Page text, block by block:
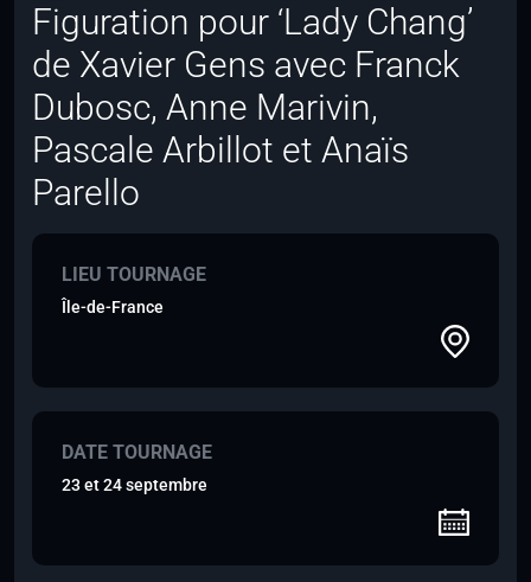
Figuration pour ‘Lady Chang’
de Xavier Gens avec Franck
Dubosc, Anne Marivin,
Pascale Arbillot et Anaïs
Parello
LIEU TOURNAGE
Île-de-France
DATE TOURNAGE
23 et 24 septembre